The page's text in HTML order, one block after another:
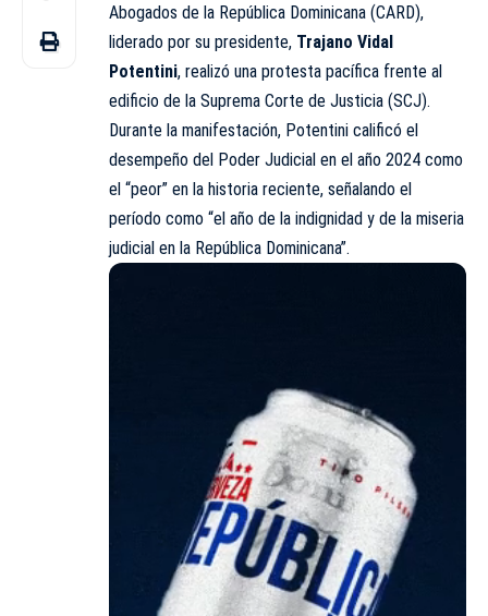
Abogados de la República Dominicana (CARD),
liderado por su presidente, Trajano Vidal
Potentini, realizó una protesta pacífica frente al
edificio de la Suprema Corte de Justicia (SCJ).
Durante la manifestación, Potentini calificó el
desempeño del Poder Judicial en el año 2024 como
el “peor” en la historia reciente, señalando el
período como “el año de la indignidad y de la miseria
judicial en la República Dominicana”.